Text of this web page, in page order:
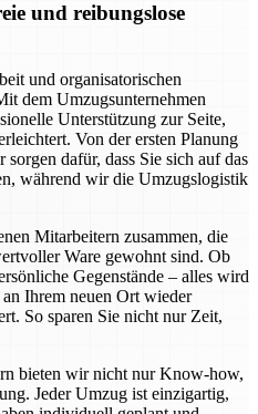
und reibungslose
und organisatorischen
dem Umzugsunternehmen
Unterstützung zur Seite,
Von der ersten Planung
dafür, dass Sie sich auf das
während wir die Umzugslogistik
Mitarbeitern zusammen, die
Ware gewohnt sind. Ob
Gegenstände – alles wird
Ihrem neuen Ort wieder
So sparen Sie nicht nur Zeit,
bieten wir nicht nur Know-how,
Jeder Umzug ist einzigartig,